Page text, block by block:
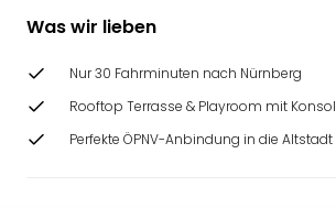
Was wir lieben
Nur 30 Fahrminuten nach Nürnberg
Rooftop Terrasse & Playroom mit
Perfekte ÖPNV-Anbindung in die Altstadt